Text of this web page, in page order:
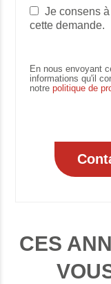
Je consens
cette demande.
En nous envoyant
informations qu'il
notrepolitique de
CES